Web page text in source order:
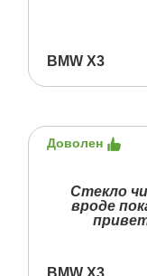
BMW X3
Доволен
Стекло
вроде